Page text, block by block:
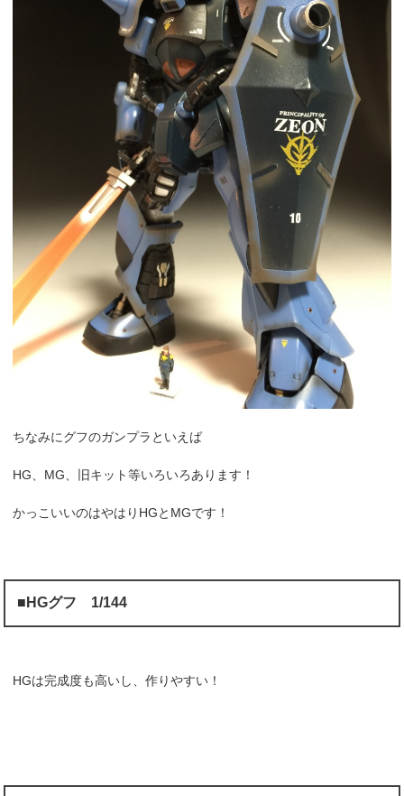
ちなみにグフのガンプラといえば
HG、MG、旧キット等いろいろあります！
かっこいいのはやはりHGとMGです！
■HGグフ 1/144
HGは完成度も高いし、作りやすい！